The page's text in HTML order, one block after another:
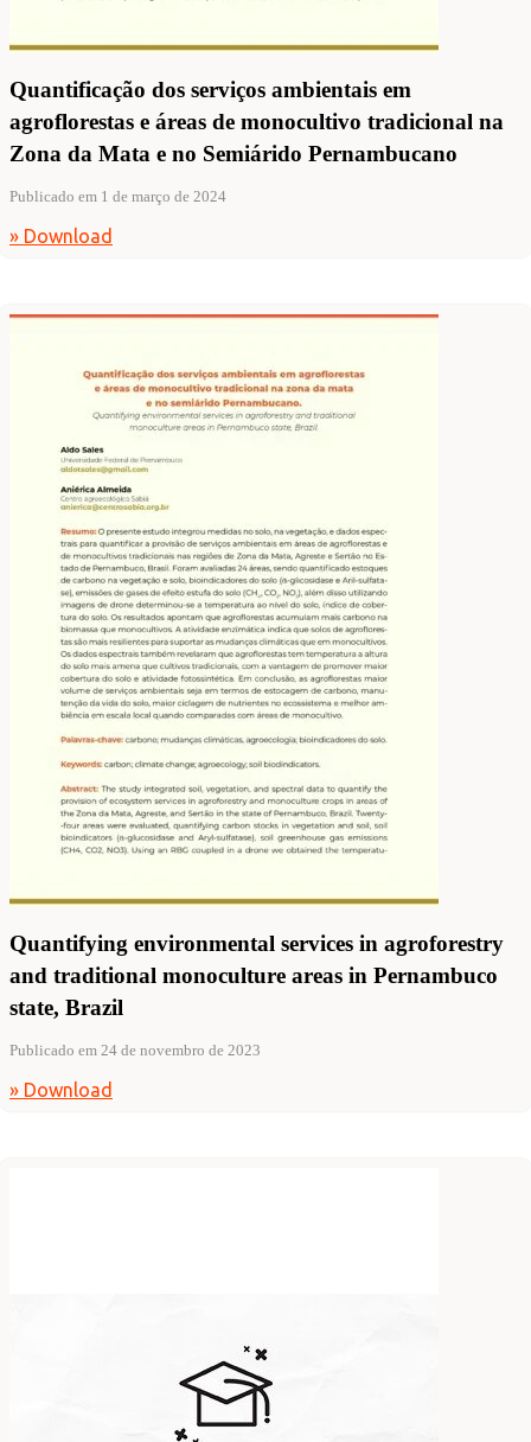
Quantificação dos serviços ambientais em
agroflorestas e áreas de monocultivo tradicional na
Zona da Mata e no Semiárido Pernambucano
Publicado em 1 de março de 2024
» Download
Quantifying environmental services in agroforestry
and traditional monoculture areas in Pernambuco
state, Brazil
Publicado em 24 de novembro de 2023
» Download